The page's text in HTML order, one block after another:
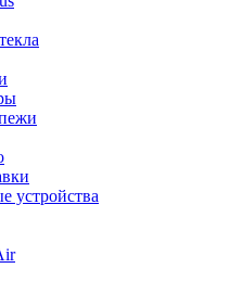
устройства